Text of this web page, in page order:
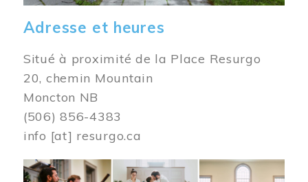
Adresse et heures
Situé à proximité de la Place Resurgo
20, chemin Mountain
Moncton NB
(506) 856-4383
info [at] resurgo.ca
Image